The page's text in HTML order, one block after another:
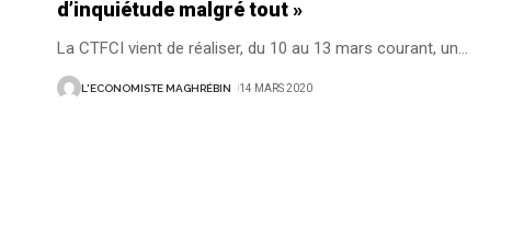
d’inquiétude malgré tout »
La CTFCI vient de réaliser, du 10 au 13 mars courant, un…
L'ECONOMISTE MAGHRÉBIN 14 MARS 2020